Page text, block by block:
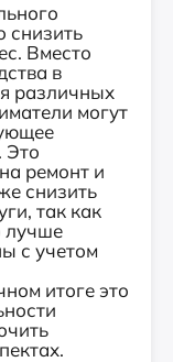
снизить
Вместо
в
различных
могут
Это
ремонт и
снизить
так как
лучше
с учетом
итоге это